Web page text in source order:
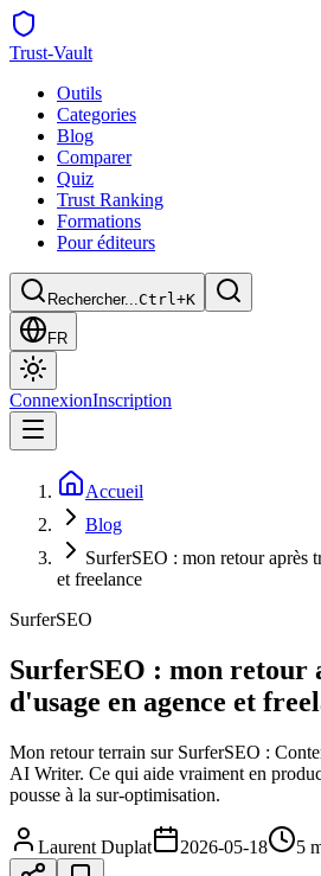
Trust-Vault
Outils
Categories
Blog
Comparer
Quiz
Trust Ranking
Formations
Pour éditeurs
Rechercher...Ctrl+K
FR
ConnexionInscription
Accueil
Blog
SurferSEO : mon retour après
et freelance
SurferSEO
SurferSEO : mon retour
d'usage en agence et
Mon retour terrain sur SurferSEO :
AI Writer. Ce qui aide vraiment en
pousse à la sur-optimisation.
Laurent Duplat 2026-05-18 5